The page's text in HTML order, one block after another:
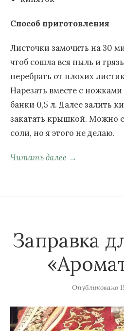
Способ приготовления
Листочки замочить на 30
чтоб сошла вся пыль и
перебрать от плохих
Нарезать вместе с
банки 0,5 л. Далее залить
закатать крышкой. Можно
соли, но я этого не делаю.
Читать далее →
Заправка
Опубликовано